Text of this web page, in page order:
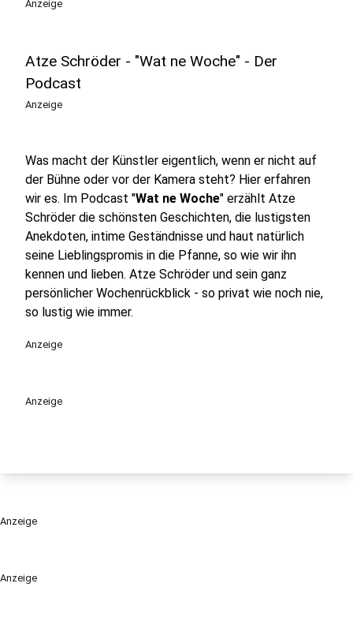
Anzeige
Anzeige
Atze Schröder - "Wat ne Woche" - Der
Podcast
Anzeige
Was macht der Künstler eigentlich, wenn er nicht auf
der Bühne oder vor der Kamera steht? Hier erfahren
wir es. Im Podcast "Wat ne Woche" erzählt Atze
Schröder die schönsten Geschichten, die lustigsten
Anekdoten, intime Geständnisse und haut natürlich
seine Lieblingspromis in die Pfanne, so wie wir ihn
kennen und lieben. Atze Schröder und sein ganz
persönlicher Wochenrückblick - so privat wie noch nie,
so lustig wie immer.
Anzeige
Anzeige
Anzeige